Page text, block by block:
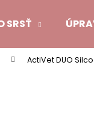
SRSŤ
ActiVet DUO
Čo